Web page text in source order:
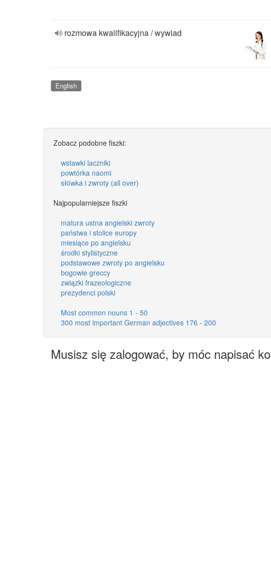
rozmowa kwalifikacyjna / wywiad
English
Zobacz podobne fiszki:
wstawki laczniki
powtórka naomi
słówka i zwroty (all over)
Najpopularniejsze fiszki
matura ustna angielski zwroty
państwa i stolice europy
miesiące po angielsku
środki stylistyczne
podstawowe zwroty po angielsku
bogowie greccy
związki frazeologiczne
prezydenci polski
Most common nouns 1 - 50
300 most important German adjectives 176 - 200
Musisz się zalogować, by móc napisać